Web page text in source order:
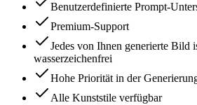
Benutzerdefinierte Prompt-
Premium-Support
Jedes von Ihnen generierte Bild
wasserzeichenfrei
Hohe Priorität in der
Alle Kunststile verfügbar